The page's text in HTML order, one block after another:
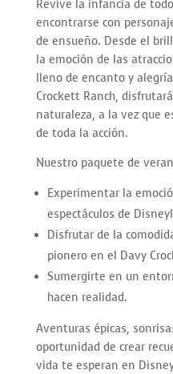
Revive la infancia de
encontrarse con
de ensueño. Desde el
la emoción de las
lleno de encanto y
Crockett Ranch,
naturaleza, a la vez que
de toda la acción.
Nuestro paquete de
Experimentar la
espectáculos de
Disfrutar de la
pionero en el Davy
Sumergirte en un
hacen realidad.
Aventuras épicas,
oportunidad de crear
vida te esperan en